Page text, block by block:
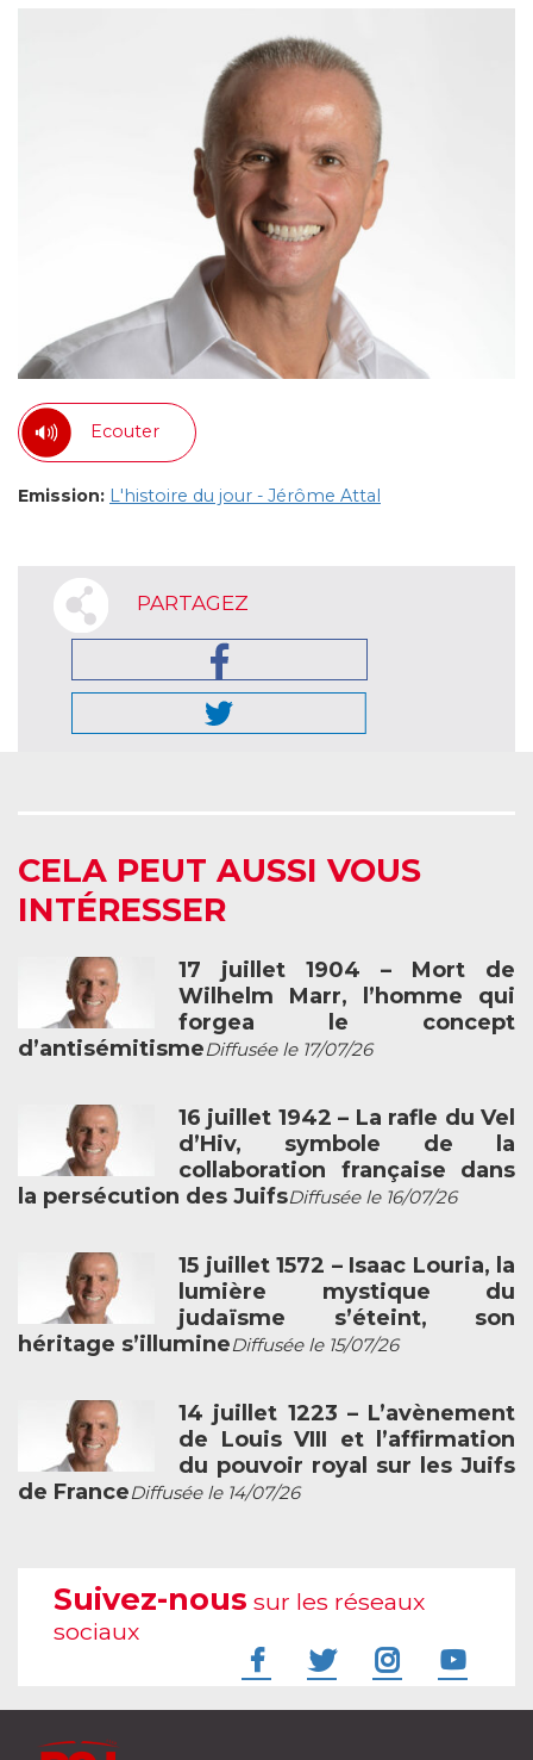
Ecouter
Emission: L'histoire du jour - Jérôme Attal
PARTAGEZ
CELA PEUT AUSSI VOUS
INTÉRESSER
17 juillet 1904 – Mort de
Wilhelm Marr, l’homme qui
forgea le concept
d’antisémitismeDiffusée le 17/07/26
16 juillet 1942 – La rafle du Vel
d’Hiv, symbole de la
collaboration française dans
la persécution des JuifsDiffusée le 16/07/26
15 juillet 1572 – Isaac Louria, la
lumière mystique du
judaïsme s’éteint, son
héritage s’illumineDiffusée le 15/07/26
14 juillet 1223 – L’avènement
de Louis VIII et l’affirmation
du pouvoir royal sur les Juifs
de FranceDiffusée le 14/07/26
Suivez-nous sur les réseaux
sociaux